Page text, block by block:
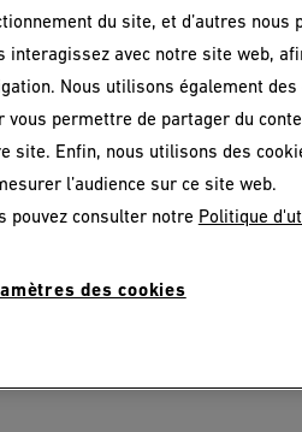
donc liées soit à des
ouBachelorsoit à des
du site, et d’autres
interagissez avec notre site web,
Nous utilisons également
vous permettre de partager du
site. Enfin, nous utilisons des
l’audience sur ce site web.
pouvez consulter notre Politique
des cookies